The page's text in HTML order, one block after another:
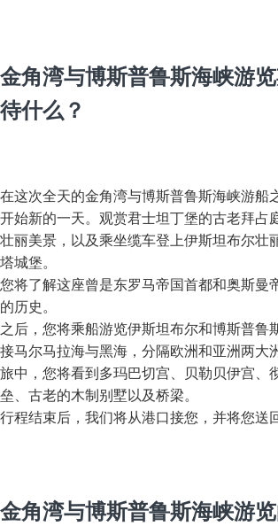
金角湾与博斯普鲁斯海峡游
待什么？
在这次全天的金角湾与博斯普鲁斯海峡游船
开始新的一天。观赏君士坦丁堡的古老拜占
壮丽美景，以及乘坐缆车登上伊斯坦布尔壮
塔城堡。
您将了解这座曾是东罗马帝国首都和奥斯曼
的历史。
之后，您将乘船游览伊斯坦布尔和博斯普鲁
接马尔马拉海与黑海，分隔欧洲和亚洲两大
旅中，您将看到多玛巴切宫、贝勒贝伊宫、
垒、古老的木制别墅以及桥梁。
行程结束后，我们将从港口接您，并将您送
金角湾与博斯普鲁斯海峡游